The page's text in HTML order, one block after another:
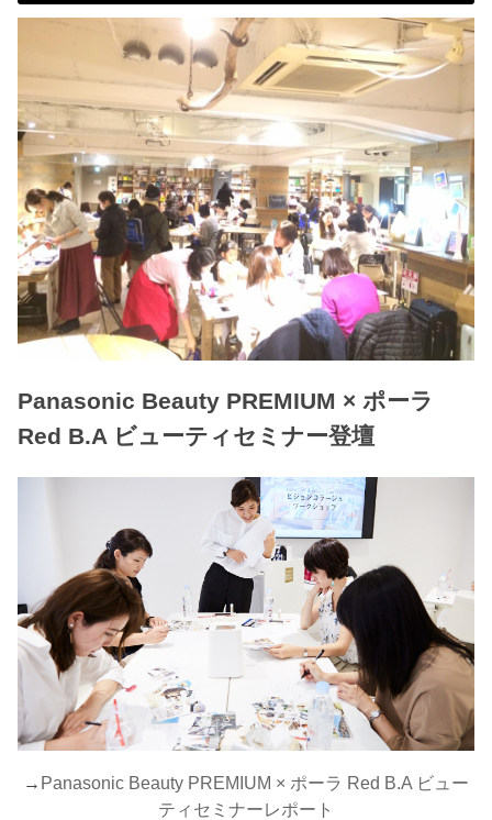
Panasonic Beauty PREMIUM × ポーラ
Red B.A ビューティセミナー登壇
→ Panasonic Beauty PREMIUM × ポーラ Red B.A ビュー
ティセミナーレポート